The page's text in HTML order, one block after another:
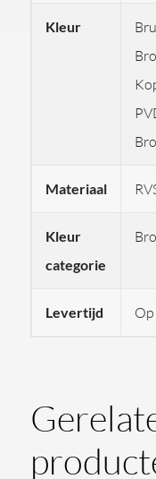
5407:
:
flexibele
optimaal
:
en gelijkmatige
Met deze set
een naadloze
strakke afwerking,
Hoogwaardige
Elegant
Kleur
Materiaal
Kleur
categorie
Levertijd